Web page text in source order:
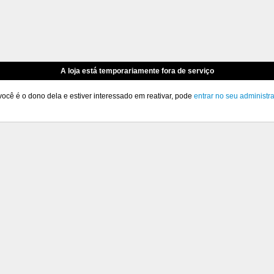
A loja está temporariamente fora de serviço
é o dono dela e estiver interessado em reativar, pode entrar no seu